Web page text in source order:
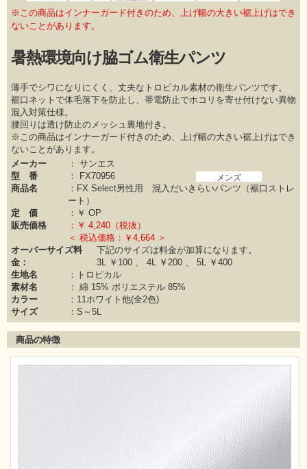
※この商品はインナーガード付きのため、上げ幅の大きい裾上げはでき
ないことがあります。
暑熱環境向け脇ゴム衛生パンツ
薄手でシワになりにくく、丈夫なトロピカル素材の衛生パンツです。
裾口ネットで体毛落下を防止し、帯電防止でホコリを寄せ付けない異物
混入対策仕様。
腰回りは透け防止のメッシュ裏地付き。
※この商品はインナーガード付きのため、上げ幅の大きい裾上げはでき
ないことがあります。
メーカー
：
サンエス
型 番
： FX70956 メンズ
商品名
：FX Select男性用 混入だいきらいパンツ（裾口ストレ
ート）
定 価
：￥OP
販売価格
：￥4,240（税抜）
＜ 税込価格：￥4,664 ＞
オーバーサイズ料
金：
下記のサイズは料金が加算になります。
3L ￥100 、 4L ￥200 、 5L ￥400
生地名
：トロピカル
素材名
：綿 15% ポリエステル 85%
カラー
： 11ホワイト他(全2色)
サイズ
：S～5L
商品の特徴